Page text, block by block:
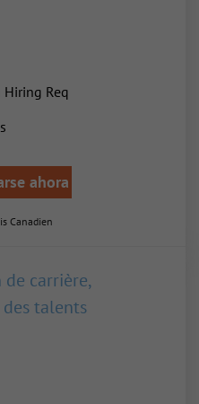
Hiring Req
ahora
Canadien
carrière,
talents